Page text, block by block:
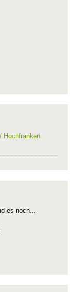
Hochfranken
es noch...